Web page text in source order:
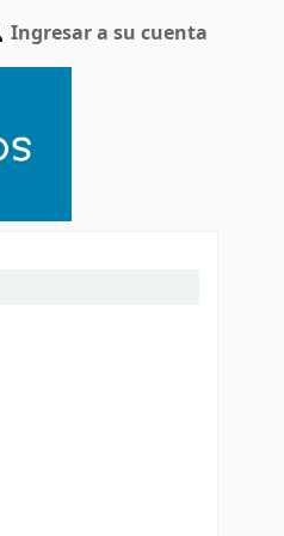
Ingresar a su cuenta